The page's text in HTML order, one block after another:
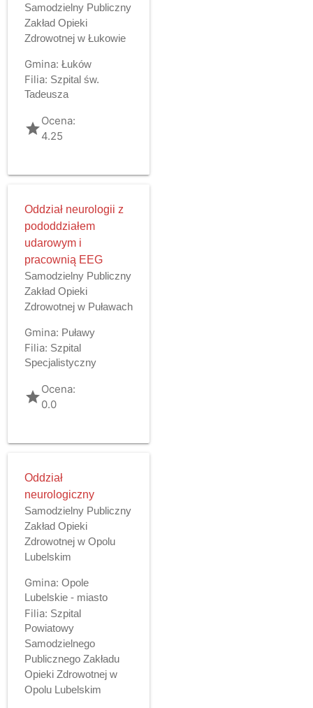
Samodzielny Publiczny
Zakład Opieki
Zdrowotnej w Łukowie
Gmina: Łuków
Filia: Szpital św.
Tadeusza
gradeOcena:
4.25
Oddział neurologii z
pododdziałem
udarowym i
pracownią EEG
Samodzielny Publiczny
Zakład Opieki
Zdrowotnej w Puławach
Gmina: Puławy
Filia: Szpital
Specjalistyczny
gradeOcena:
0.0
Oddział
neurologiczny
Samodzielny Publiczny
Zakład Opieki
Zdrowotnej w Opolu
Lubelskim
Gmina: Opole
Lubelskie - miasto
Filia: Szpital
Powiatowy
Samodzielnego
Publicznego Zakładu
Opieki Zdrowotnej w
Opolu Lubelskim